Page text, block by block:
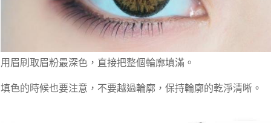
用眉刷取眉粉最深色，直接把整個輪廓填滿。
填色的時候也要注意，不要越過輪廓，保持輪廓的乾淨清晰。